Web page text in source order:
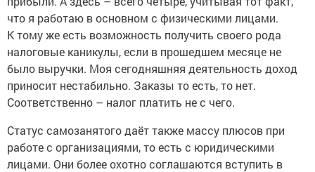
что я работаю в основном с физическими лицами.
К тому же есть возможность получить своего рода
налоговые каникулы, если в прошедшем месяце не
было выручки. Моя сегодняшняя деятельность доход
приносит нестабильно. Заказы то есть, то нет.
Соответственно – налог платить не с чего.
Статус самозанятого даёт также массу плюсов при
работе с организациями, то есть с юридическими
лицами. Они более охотно соглашаются вступить в